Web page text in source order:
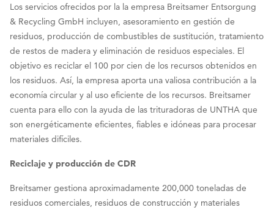
Los servicios ofrecidos por la la empresa Breitsamer Entsorgung
& Recycling GmbH incluyen, asesoramiento en gestión de
residuos, producción de combustibles de sustitución, tratamiento
de restos de madera y eliminación de residuos especiales. El
objetivo es reciclar el 100 por cien de los recursos obtenidos en
los residuos. Así, la empresa aporta una valiosa contribución a la
economía circular y al uso eficiente de los recursos. Breitsamer
cuenta para ello con la ayuda de las trituradoras de UNTHA que
son energéticamente eficientes, fiables e idóneas para procesar
materiales difíciles.
Reciclaje y producción de CDR
Breitsamer gestiona aproximadamente 200,000 toneladas de
residuos comerciales, residuos de construcción y materiales